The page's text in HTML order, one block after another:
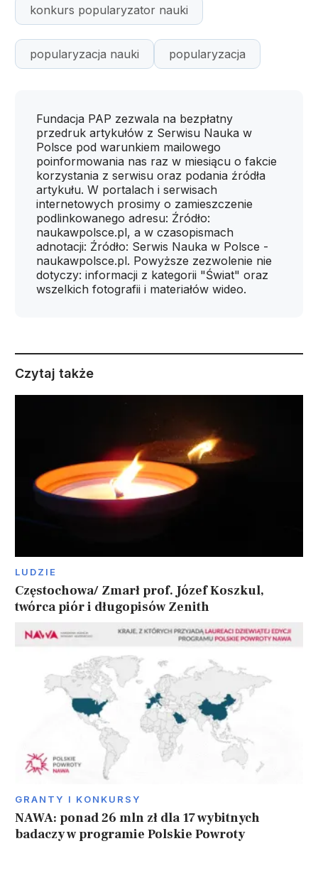
konkurs popularyzator nauki
popularyzacja nauki popularyzacja
Fundacja PAP zezwala na bezpłatny
przedruk artykułów z Serwisu Nauka w
Polsce pod warunkiem mailowego
poinformowania nas raz w miesiącu o fakcie
korzystania z serwisu oraz podania źródła
artykułu. W portalach i serwisach
internetowych prosimy o zamieszczenie
podlinkowanego adresu: Źródło:
naukawpolsce.pl, a w czasopismach
adnotacji: Źródło: Serwis Nauka w Polsce -
naukawpolsce.pl. Powyższe zezwolenie nie
dotyczy: informacji z kategorii "Świat" oraz
wszelkich fotografii i materiałów wideo.
Czytaj także
LUDZIE
Częstochowa/ Zmarł prof. Józef Koszkul,
twórca piór i długopisów Zenith
GRANTY I KONKURSY
NAWA: ponad 26 mln zł dla 17 wybitnych
badaczy w programie Polskie Powroty